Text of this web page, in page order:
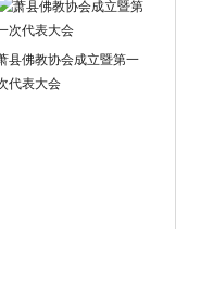
县佛教协会成立暨第一
代表大会